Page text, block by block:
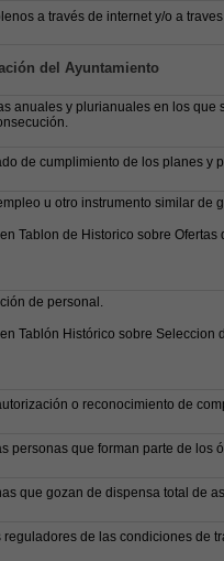
a través de internet y/o a
del Ayuntamiento
anuales y plurianuales en los
de cumplimiento de los planes y
u otro instrumento similar de
Tablon de Historico sobre Ofertas
de personal.
Tablón Histórico sobre Seleccion
o reconocimiento de
personas que forman parte de los
que gozan de dispensa total de
reguladores de las condiciones de